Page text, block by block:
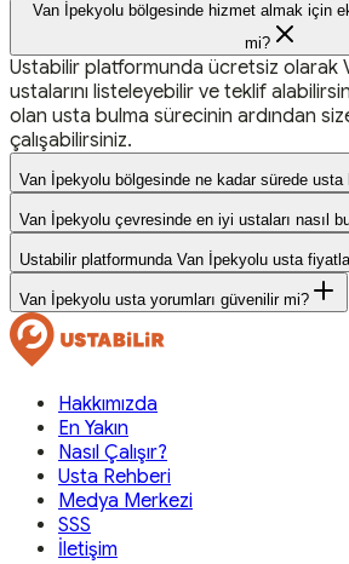
Van İpekyolu bölgesinde hizmet almak için
mi?
Ustabilir platformunda ücretsiz olarak
ustalarını listeleyebilir ve teklif
olan usta bulma sürecinin ardından
çalışabilirsiniz.
Van İpekyolu bölgesinde ne kadar sürede usta
Van İpekyolu çevresinde en iyi ustaları nasıl
Ustabilir platformunda Van İpekyolu usta
Van İpekyolu usta yorumları güvenilir mi?
Hakkımızda
En Yakın
Nasıl Çalışır?
Usta Rehberi
Medya Merkezi
SSS
İletişim